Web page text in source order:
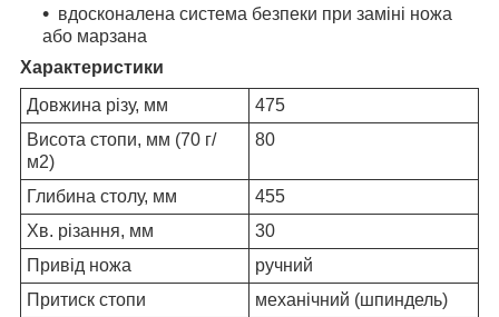
вдосконалена система безпеки при заміні ножа
або марзана
Характеристики
Довжина різу, мм
475
Висота стопи, мм (70 г/
м2)
80
Глибина столу, мм
455
Хв. різання, мм
30
Привід ножа
ручний
Притиск стопи
механічний (шпиндель)